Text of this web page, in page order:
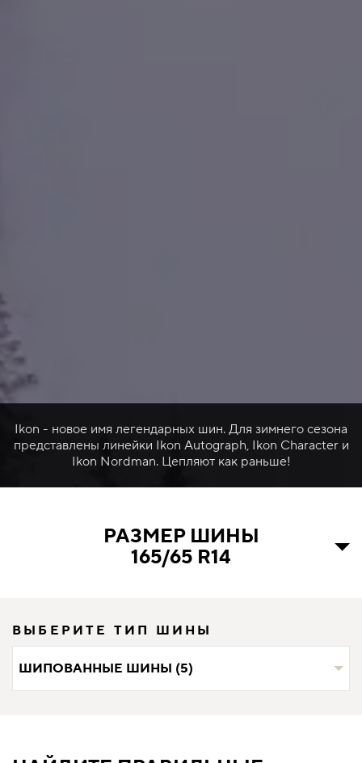
Ikon - новое имя легендарных шин. Для зимнего сезона
представлены линейки Ikon Autograph, Ikon Character и
Ikon Nordman. Цепляют как раньше!
РАЗМЕР ШИНЫ
165/65 R14
ВЫБЕРИТЕ ТИП ШИНЫ
ШИПОВАННЫЕ ШИНЫ (5)